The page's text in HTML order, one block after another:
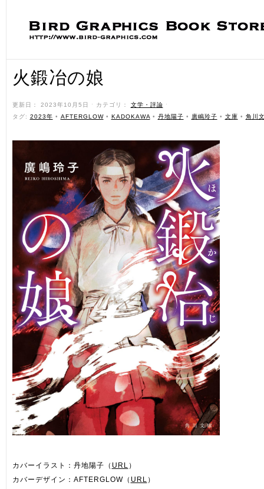
火鍛冶の娘
更新日： 2023年10月5日 ˑ カテゴリ： 文学・評論 ˑ
タグ: 2023年 • AFTERGLOW• KADOKAWA • 丹地陽子 • 廣嶋玲子 • 文庫 • 角川
カバーイラスト：丹地陽子（ URL ）
カバーデザイン：AFTERGLOW（ URL ）